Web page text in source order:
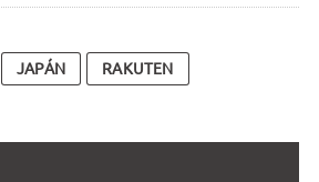
JAPÁN RAKUTEN